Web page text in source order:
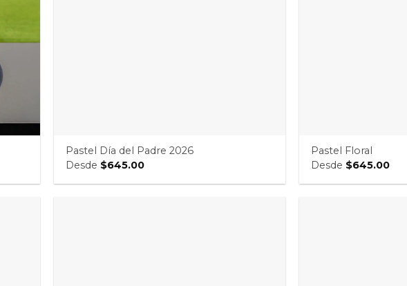
Pastel Día del Padre 2026
Desde $645.00
Pastel Floral
Desde $645.00